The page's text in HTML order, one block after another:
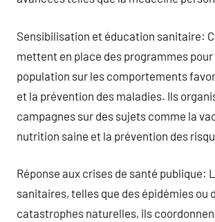
Sensibilisation et éducation sanitaire:
mettent en place des programmes pour
population sur les comportements
et la prévention des maladies. Ils
campagnes sur des sujets comme la
nutrition saine et la prévention des
Réponse aux crises de santé publique:
sanitaires, telles que des épidémies ou
catastrophes naturelles, ils